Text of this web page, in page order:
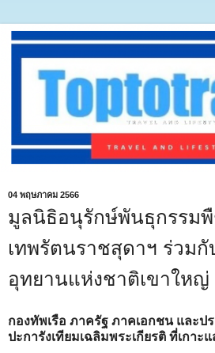
04 พฤษภาคม 2566
มูลนิธิอนุรักษ์พันธุกรรมพื
เทพรัตนราชสุดาฯ ร่วม
อุทยานแห่งชาติเขาใหญ่
กองทัพเรือ ภาครัฐ ภาคเอกชน และป
ปะการังเทียมเฉลิมพระเกียรติ ที่เกาะ